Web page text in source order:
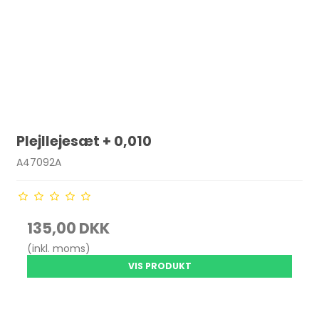
Plejllejesæt + 0,010
A47092A
135,00 DKK
(inkl. moms)
VIS PRODUKT